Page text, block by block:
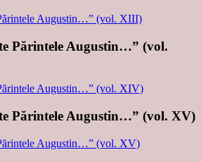
Părintele Augustin…” (vol.
Părintele Augustin…” (vol. XV)